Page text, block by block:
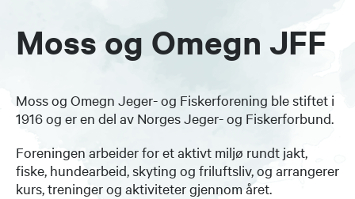
Moss og Omegn JFF
Moss og Omegn Jeger- og Fiskerforening ble stiftet i
1916 og er en del av Norges Jeger- og Fiskerforbund.
Foreningen arbeider for et aktivt miljø rundt jakt,
fiske, hundearbeid, skyting og friluftsliv, og arrangerer
kurs, treninger og aktiviteter gjennom året.